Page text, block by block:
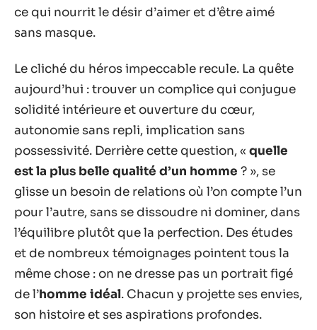
ce qui nourrit le désir d’aimer et d’être aimé
sans masque.
Le cliché du héros impeccable recule. La quête
aujourd’hui : trouver un complice qui conjugue
solidité intérieure et ouverture du cœur,
autonomie sans repli, implication sans
possessivité. Derrière cette question, « quelle
est la plus belle qualité d’un homme ? », se
glisse un besoin de relations où l’on compte l’un
pour l’autre, sans se dissoudre ni dominer, dans
l’équilibre plutôt que la perfection. Des études
et de nombreux témoignages pointent tous la
même chose : on ne dresse pas un portrait figé
de l’homme idéal. Chacun y projette ses envies,
son histoire et ses aspirations profondes.